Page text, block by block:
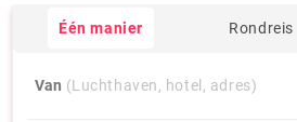
Één manier Rondreis
Van (Luchthaven, hotel, adres)